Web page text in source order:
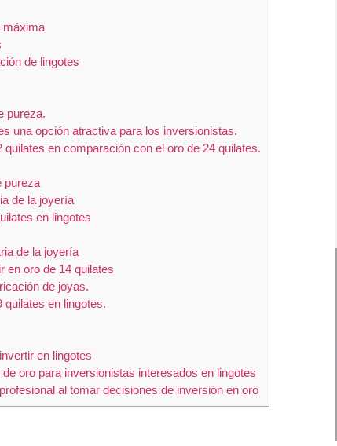
máxima
de lingotes
pureza.
una opción atractiva para los inversionistas.
en comparación con el oro de 24 quilates.
pureza
de la joyería
en lingotes
de la joyería
en oro de 14 quilates
de joyas.
quilates en lingotes.
en lingotes
oro para inversionistas interesados en lingotes
al tomar decisiones de inversión en oro